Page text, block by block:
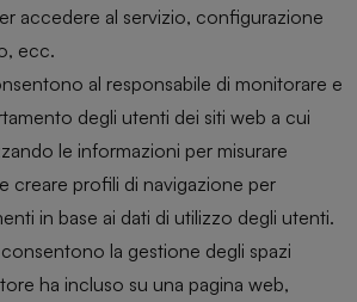
accedere al servizio, configurazione
ecc.
al responsabile di monitorare e
degli utenti dei siti web a cui
le informazioni per misurare
creare profili di navigazione per
in base ai dati di utilizzo degli utenti.
la gestione degli spazi
ha incluso su una pagina web,